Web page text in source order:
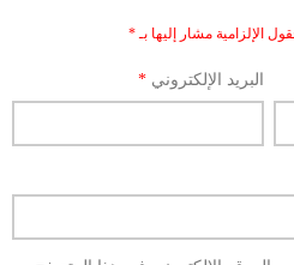
الإلزامية مشار إليها بـ*
البريد الإلكتروني*